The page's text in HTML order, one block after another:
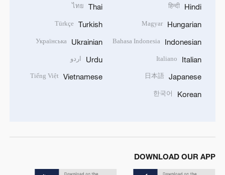
Hindi
हिन्दी
Hungarian
Magyar
Indonesian
Bahasa Indonesia
Italian
Italiano
Japanese
日本語
Korean
한국어
Thai
ไทย
Turkish
Türkçe
Ukrainian
Українська
Urdu اردو
Vietnamese
Tiếng Việt
DOWNLOAD OUR APP